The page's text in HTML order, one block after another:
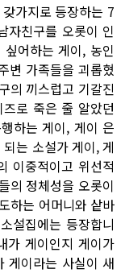
가지로 등장하는 7
자친구를 오롯이 인
싶어하는 게이, 농인
변 가족들을 괴롭혔
의 끼스럽고 기갈진
로 죽은 줄 알았던
하는 게이, 게이 은
는 소설가 게이, 게
이중적이고 위선적
의 정체성을 오롯이
하는 어머니와 샅바
설집에는 등장합니
가 게이인지 게이가
게이라는 사실이 새